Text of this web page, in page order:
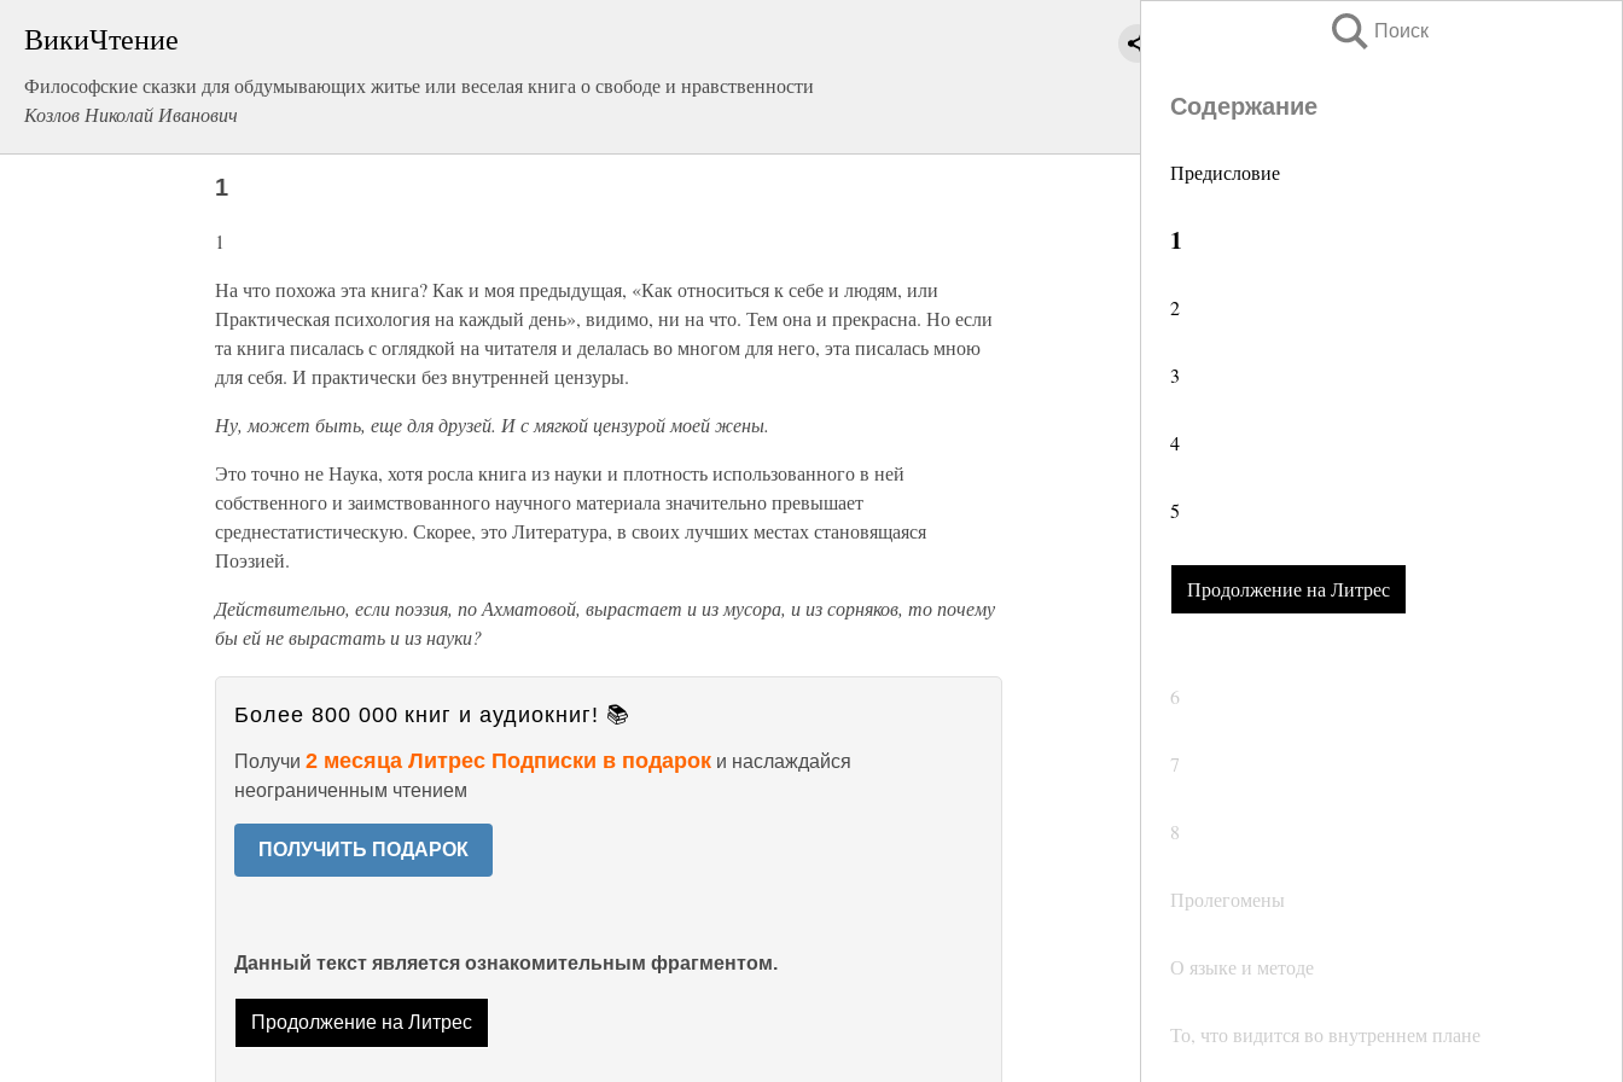
ВикиЧтение
Философские сказки для обдумывающих житье или веселая книга о свободе и нравственности
Козлов Николай Иванович
Поиск
Содержание
Предисловие
1
2
3
4
5
Продолжение на Литрес
6
7
8
Пролегомены
О языке и методе
То, что видится во внутреннем плане
1
1
На что похожа эта книга? Как и моя предыдущая, «Как относиться к себе и людям, или
Практическая психология на каждый день», видимо, ни на что. Тем она и прекрасна. Но если
та книга писалась с оглядкой на читателя и делалась во многом для него, эта писалась мною
для себя. И практически без внутренней цензуры.
Ну, может быть, еще для друзей. И с мягкой цензурой моей жены.
Это точно не Наука, хотя росла книга из науки и плотность использованного в ней
собственного и заимствованного научного материала значительно превышает
среднестатистическую. Скорее, это Литература, в своих лучших местах становящаяся
Поэзией.
Действительно, если поэзия, по Ахматовой, вырастает и из мусора, и из сорняков, то почему
бы ей не вырастать и из науки?
Более 800 000 книг и аудиокниг! 📚
Получи 2 месяца Литрес Подписки в подарок и наслаждайся
неограниченным чтением
ПОЛУЧИТЬ ПОДАРОК
Данный текст является ознакомительным фрагментом.
Продолжение на Литрес